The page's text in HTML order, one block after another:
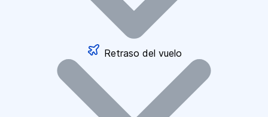
Retraso del vuelo